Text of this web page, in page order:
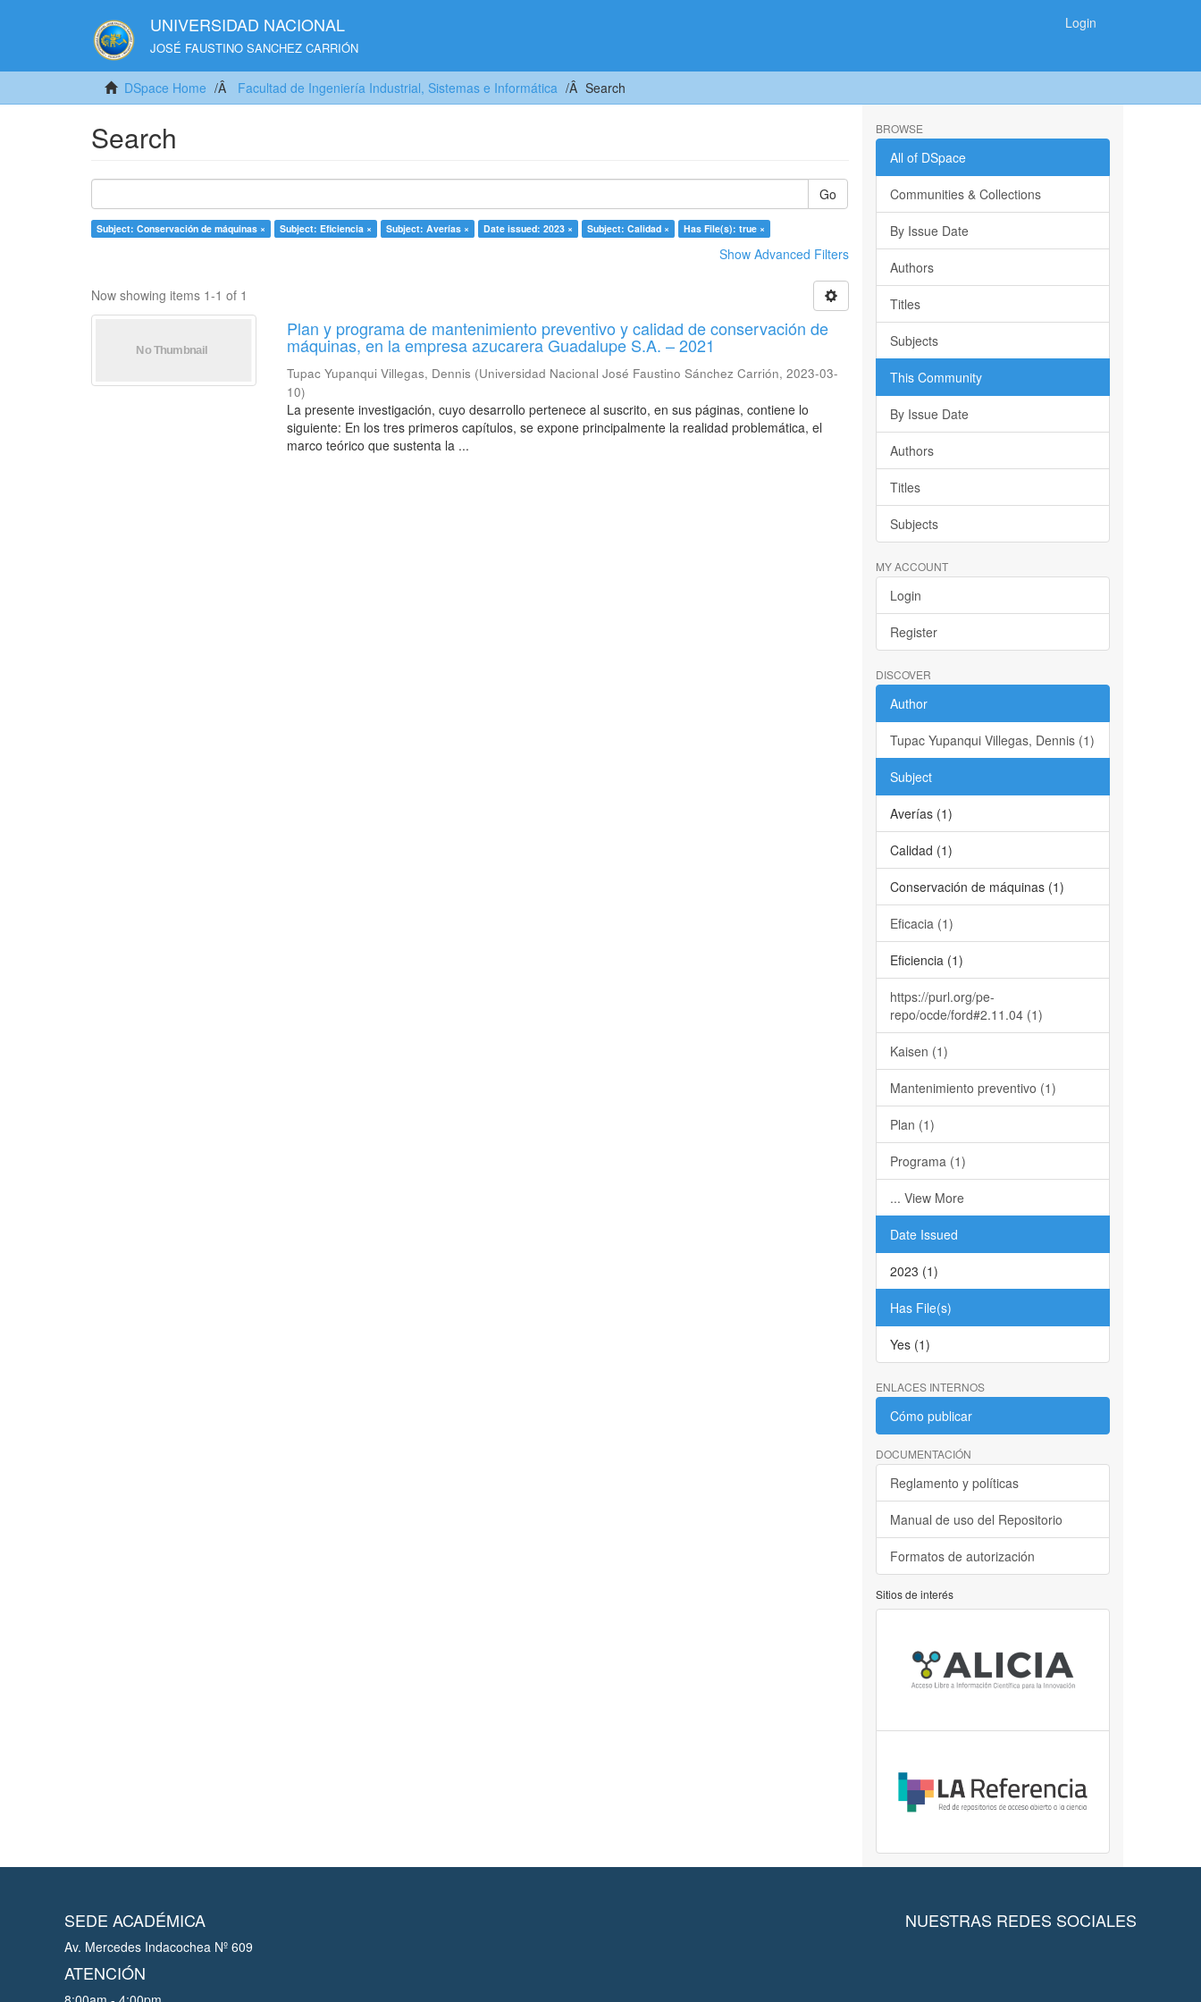
UNIVERSIDAD NACIONAL
JOSÉ FAUSTINO SANCHEZ CARRIÓN
Login
DSpace Home Facultad de Ingeniería Industrial, Sistemas e Informática Search
Search
Go
Subject: Conservación de máquinas × Subject: Eficiencia × Subject: Averías × Date issued: 2023 × Subject: Calidad × Has File(s): true ×
Show Advanced Filters
Now showing items 1-1 of 1
Plan y programa de mantenimiento preventivo y calidad de conservación de
máquinas, en la empresa azucarera Guadalupe S.A. – 2021
Tupac Yupanqui Villegas, Dennis (Universidad Nacional José Faustino Sánchez Carrión,2023-03-
10)
La presente investigación, cuyo desarrollo pertenece al suscrito, en sus páginas, contiene lo
siguiente: En los tres primeros capítulos, se expone principalmente la realidad problemática, el
marco teórico que sustenta la ...
BROWSE
All of DSpace
Communities & Collections
By Issue Date
Authors
Titles
Subjects
This Community
By Issue Date
Authors
Titles
Subjects
MY ACCOUNT
Login
Register
DISCOVER
Author
Tupac Yupanqui Villegas, Dennis (1)
Subject
Averías (1)
Calidad (1)
Conservación de máquinas (1)
Eficacia (1)
Eficiencia (1)
https://purl.org/pe-
repo/ocde/ford#2.11.04 (1)
Kaisen (1)
Mantenimiento preventivo (1)
Plan (1)
Programa (1)
... View More
Date Issued
2023 (1)
Has File(s)
Yes (1)
ENLACES INTERNOS
Cómo publicar
DOCUMENTACIÓN
Reglamento y políticas
Manual de uso del Repositorio
Formatos de autorización
Sitios de interés
SEDE ACADÉMICA
Av. Mercedes Indacochea Nº 609
ATENCIÓN
NUESTRAS REDES SOCIALES